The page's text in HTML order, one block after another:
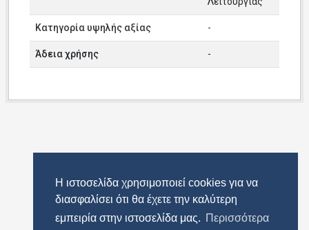
Η ιστοσελίδα χρησιμοποιεί cookies για να
διασφαλίσει ότι θα έχετε την καλύτερη
εμπειρία στην ιστοσελίδα μας. Περισσότερα
Κατηγορία υψηλής αξίας -
Άδεια χρήσης -